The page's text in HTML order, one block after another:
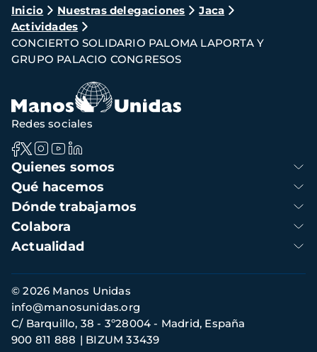
Ruta
de
navegación
Inicio Nuestras delegaciones
Jaca
Actividades
CONCIERTO SOLIDARIO PALOMA LAPORTA Y
GRUPO PALACIO CONGRESOS
Navegación
principal
Quienes somos
Qué hacemos
Dónde trabajamos
Colabora
Actualidad
Redes sociales
Información
de
contacto
© 2026 Manos Unidas
C/ Barquillo, 38 - 3º28004 - Madrid, España
900 811 888
BIZUM 33439
info@manosunidas.org